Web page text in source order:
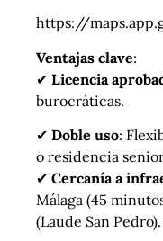
https://
Ventajas clave:
✔ Licencia
burocráticas.
✔ Doble uso:
o residencia
✔ Cercanía a
Málaga (45
(Laude San Pedro).